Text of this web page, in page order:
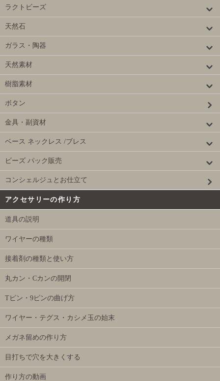
ラクトビーズ
天然石
ガラス・陶器
天然素材
樹脂素材
ボタン
金具・副資材
ベース ネックレス /ブレス
ビーズ パック販売
コンシェルジュとお仕立て
アクセサリーの作り方
道具の説明
ワイヤーの種類
接着剤の種類と使い方
丸カン・Cカンの開閉
Tピン・9ピンの曲げ方
ワイヤー・テグス・カシメ玉の始末
メガネ留めの作り方
目打ちで穴を大きくする
作り方の動画